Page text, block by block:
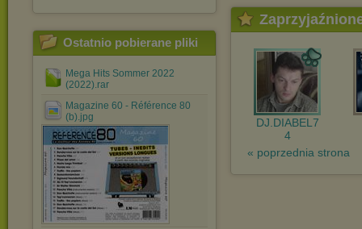
Ostatnio pobierane pliki
Mega Hits Sommer 2022
(2022).rar
Magazine 60 - Référence 80
(b).jpg
DJ.DIABEL7
4
« poprzednia strona